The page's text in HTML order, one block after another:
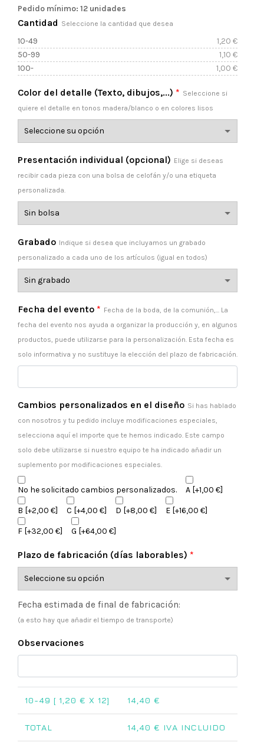
desde
hasta
1,20 €
Pedido mínimo: 12 unidades
Cantidad Seleccione la cantidad que desea
10-49 1,20 €
50-99
1,10 €
100-
1,00 €
Color del detalle (Texto, dibujos,...) * Seleccione si
quiere el detalle en tonos madera/blanco o en colores lisos
Presentación individual (opcional) Elige si deseas
recibir cada pieza con una bolsa de celofán y/o una etiqueta
personalizada.
Grabado Indique si desea que incluyamos un grabado
personalizado a cada uno de los artículos (igual en todos)
Fecha del evento * Fecha de la boda, de la comunión,... La
fecha del evento nos ayuda a organizar la producción y, en algunos
productos, puede utilizarse para la personalización. Esta fecha es
solo informativa y no sustituye la elección del plazo de fabricación.
Cambios personalizados en el diseño Si has hablado
con nosotros y tu pedido incluye modificaciones especiales,
selecciona aquí el importe que te hemos indicado. Este campo
solo debe utilizarse si nuestro equipo te ha indicado añadir un
suplemento por modificaciones especiales.
No he solicitado cambios personalizados. A [+1,00 €]
B [+2,00 €] C [+4,00 €] D [+8,00 €] E [+16,00 €]
F [+32,00 €] G [+64,00 €]
Plazo de fabricación (días laborables) *
Fecha estimada de final de fabricación:
(a esto hay que añadir el tiempo de transporte)
Observaciones
10-49 [ 1,20 € X 12] 14,40 €
TOTAL 14,40 € IVA INCLUIDO